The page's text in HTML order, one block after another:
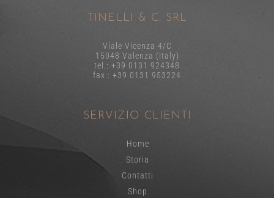
TINELLI & C. SRL
Viale Vicenza 4/C
15048 Valenza (Italy)
tel.: +39 0131 924348
fax.: +39 0131 953224
SERVIZIO CLIENTI
Home
Storia
Contatti
Shop